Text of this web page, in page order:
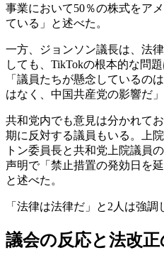
事業において50％の株式をア
ている」と述べた。
一方、ジョンソン議長は、法
しても、TikTokの根本的な問
「議員たちが懸念しているの
はなく、中国共産党の影響だ」
共和党内でも意見は分かれて
期に反対する議員もいる。上
トン委員長と共和党上院議員
声明で「禁止措置の発効日を
と述べた。
「法律は法律だ」と2人は強調
議会の反応と法改